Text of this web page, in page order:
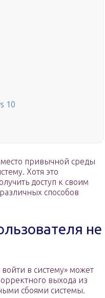
10
привычной среды
Хотя это
доступ к своим
способов
не
в систему» может
выхода из
сбоями системы.